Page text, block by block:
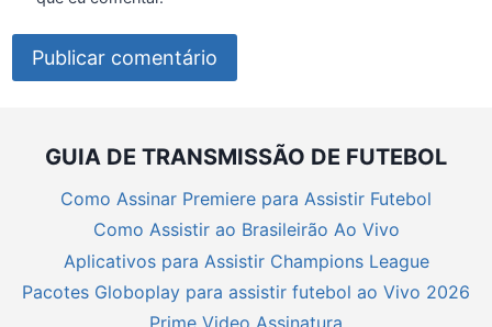
GUIA DE TRANSMISSÃO DE FUTEBOL
Como Assinar Premiere para Assistir Futebol
Como Assistir ao Brasileirão Ao Vivo
Aplicativos para Assistir Champions League
Pacotes Globoplay para assistir futebol ao Vivo 2026